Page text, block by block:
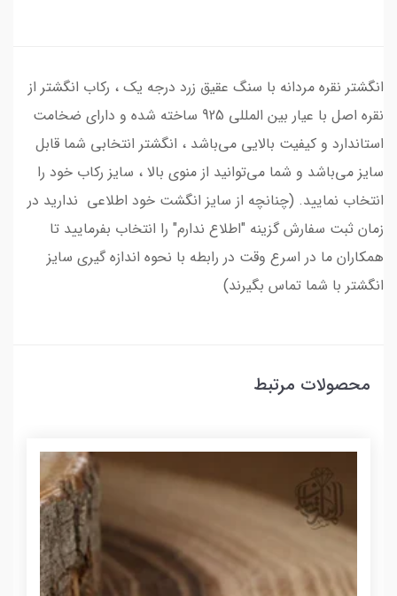
انگشتر نقره مردانه با سنگ عقیق زرد درجه یک ، رکاب انگشتر از
نقره اصل با عیار بین المللی 925 ساخته شده و دارای ضخامت
استاندارد و کیفیت بالایی می‌باشد ، انگشتر انتخابی شما قابل
سایز می‌باشد و شما می‌توانید از منوی بالا ، سایز رکاب خود را
انتخاب نمایید. (چنانچه از سایز انگشت خود اطلاعی ندارید در
زمان ثبت سفارش گزینه "اطلاع ندارم" را انتخاب بفرمایید تا
همکاران ما در اسرع وقت در رابطه با نحوه اندازه گیری سایز
انگشتر با شما تماس بگیرند)
محصولات مرتبط